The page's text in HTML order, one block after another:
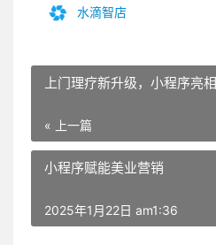
水滴智店
上门理疗新升级，小程序亮相
« 上一篇
小程序赋能美业营销
2025年1月22日 am1:36